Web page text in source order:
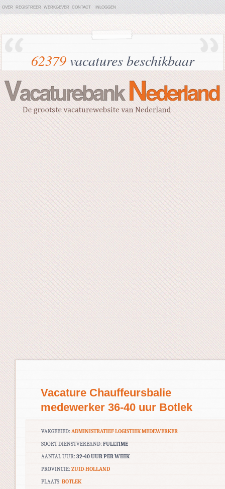
OVER REGISTREER WERKGEVER CONTACT INLOGGEN
62379vacatures beschikbaar
Vacature Chauffeursbalie
medewerker 36-40 uur Botlek
VAKGEBIED: ADMINISTRATIEF LOGISTIEK MEDEWERKER
SOORT DIENSTVERBAND: FULLTIME
AANTAL UUR: 32-40 UUR PER WEEK
PROVINCIE: ZUID-HOLLAND
PLAATS: BOTLEK